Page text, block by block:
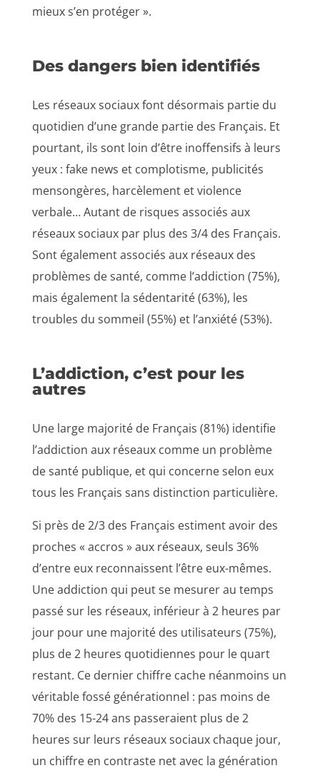
mieux s’en protéger ».
Des dangers bien identifiés
Les réseaux sociaux font désormais partie du
quotidien d’une grande partie des Français. Et
pourtant, ils sont loin d’être inoffensifs à leurs
yeux : fake news et complotisme, publicités
mensongères, harcèlement et violence
verbale… Autant de risques associés aux
réseaux sociaux par plus des 3/4 des Français.
Sont également associés aux réseaux des
problèmes de santé, comme l’addiction (75%),
mais également la sédentarité (63%), les
troubles du sommeil (55%) et l’anxiété (53%).
L’addiction, c’est pour les
autres
Une large majorité de Français (81%) identifie
l’addiction aux réseaux comme un problème
de santé publique, et qui concerne selon eux
tous les Français sans distinction particulière.
Si près de 2/3 des Français estiment avoir des
proches « accros » aux réseaux, seuls 36%
d’entre eux reconnaissent l’être eux-mêmes.
Une addiction qui peut se mesurer au temps
passé sur les réseaux, inférieur à 2 heures par
jour pour une majorité des utilisateurs (75%),
plus de 2 heures quotidiennes pour le quart
restant. Ce dernier chiffre cache néanmoins un
véritable fossé générationnel : pas moins de
70% des 15-24 ans passeraient plus de 2
heures sur leurs réseaux sociaux chaque jour,
un chiffre en contraste net avec la génération